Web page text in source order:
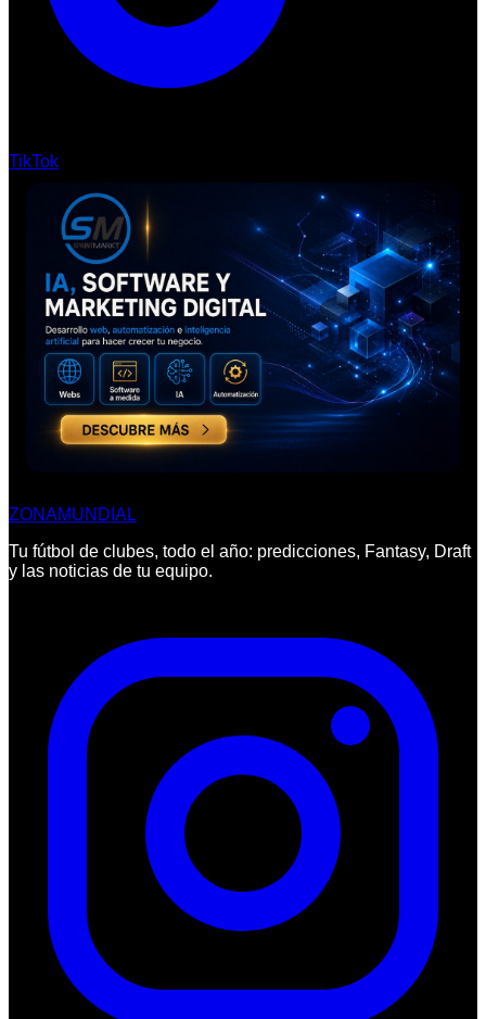
TikTok
ZONAMUNDIAL
Tu fútbol de clubes, todo el año: predicciones, Fantasy, Draft
y las noticias de tu equipo.